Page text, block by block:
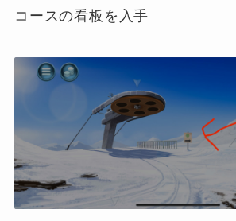
コースの看板を入手